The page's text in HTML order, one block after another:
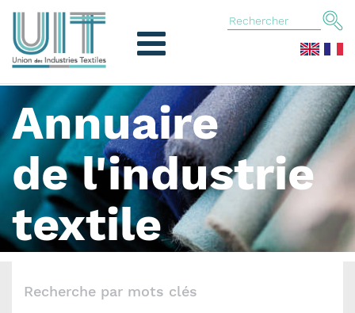
Annuaire
de l'industrie
textile
Recherche par mots clés